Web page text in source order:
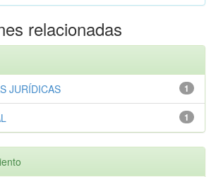
relacionadas
1
JURÍDICAS
1